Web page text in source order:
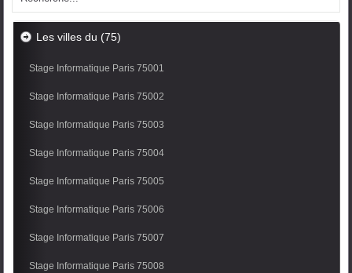
Les villes du (75)
Stage Informatique Paris 75001
Stage Informatique Paris 75002
Stage Informatique Paris 75003
Stage Informatique Paris 75004
Stage Informatique Paris 75005
Stage Informatique Paris 75006
Stage Informatique Paris 75007
Stage Informatique Paris 75008